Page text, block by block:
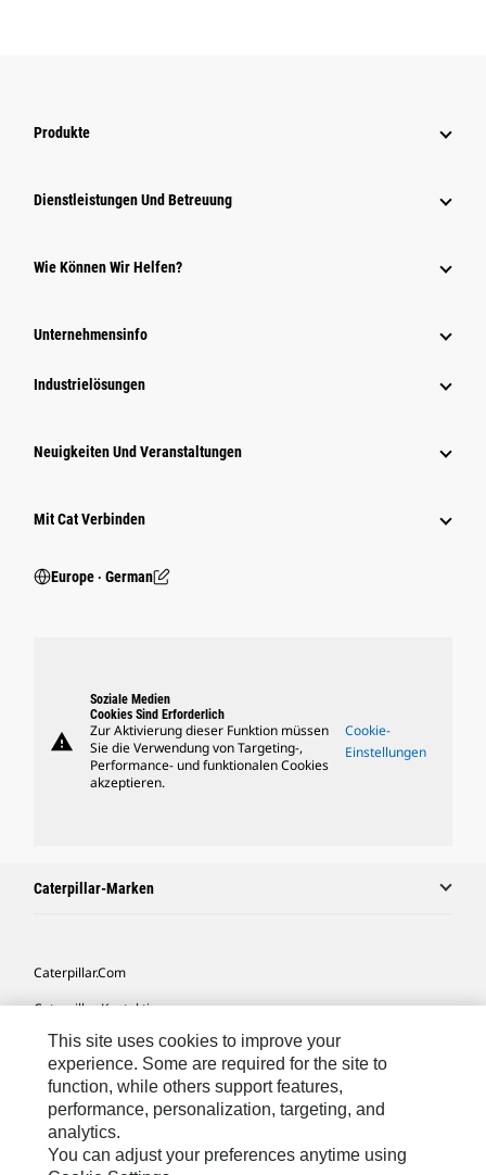
Produkte
Dienstleistungen Und Betreuung
Wie Können Wir Helfen?
Unternehmensinfo
Industrielösungen
Neuigkeiten Und Veranstaltungen
Mit Cat Verbinden
Europe ‧ German
warning
Soziale Medien
Cookies Sind Erforderlich
Zur Aktivierung dieser Funktion müssen
Sie die Verwendung von Targeting-,
Performance- und funktionalen Cookies
akzeptieren.
Cookie-
Einstellungen
Caterpillar-Marken
Caterpillar.com
Caterpillar Kontaktieren
Meine Marketing-Präferenzen
Seitenübersicht
Cookie Settings
Rechtliche Hinweise
This site uses cookies to improve your
experience. Some are required for the site to
function, while others support features,
performance, personalization, targeting, and
analytics.
You can adjust your preferences anytime using